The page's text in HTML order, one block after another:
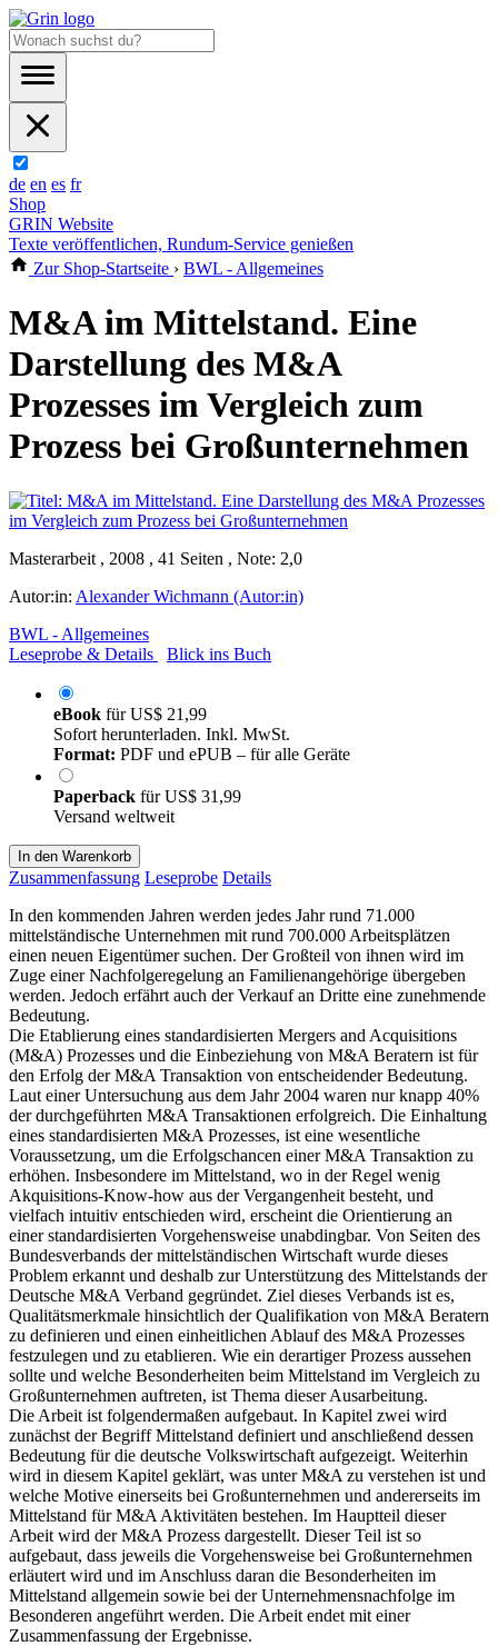
de en es fr
Shop
GRIN Website
Texte veröffentlichen, Rundum-Service genießen
Zur Shop-Startseite › BWL - Allgemeines
M&A im Mittelstand. Eine
Darstellung des M&A
Prozesses im Vergleich zum
Prozess bei Großunternehmen
Masterarbeit , 2008 , 41 Seiten , Note: 2,0
Autor:in: Alexander Wichmann (Autor:in)
BWL - Allgemeines
Leseprobe & Details
Blick ins Buch
eBook fürUS$ 21,99
Sofort herunterladen. Inkl. MwSt.
Format: PDF und ePUB – für alle Geräte
Paperback fürUS$ 31,99
Versand weltweit
In den Warenkorb
Zusammenfassung Leseprobe Details
In den kommenden Jahren werden jedes Jahr rund 71.000
mittelständische Unternehmen mit rund 700.000 Arbeitsplätzen
einen neuen Eigentümer suchen. Der Großteil von ihnen wird im
Zuge einer Nachfolgeregelung an Familienangehörige übergeben
werden. Jedoch erfährt auch der Verkauf an Dritte eine zunehmende
Bedeutung.
Die Etablierung eines standardisierten Mergers and Acquisitions
(M&A) Prozesses und die Einbeziehung von M&A Beratern ist für
den Erfolg der M&A Transaktion von entscheidender Bedeutung.
Laut einer Untersuchung aus dem Jahr 2004 waren nur knapp 40%
der durchgeführten M&A Transaktionen erfolgreich. Die Einhaltung
eines standardisierten M&A Prozesses, ist eine wesentliche
Voraussetzung, um die Erfolgschancen einer M&A Transaktion zu
erhöhen. Insbesondere im Mittelstand, wo in der Regel wenig
Akquisitions-Know-how aus der Vergangenheit besteht, und
vielfach intuitiv entschieden wird, erscheint die Orientierung an
einer standardisierten Vorgehensweise unabdingbar. Von Seiten des
Bundesverbands der mittelständischen Wirtschaft wurde dieses
Problem erkannt und deshalb zur Unterstützung des Mittelstands der
Deutsche M&A Verband gegründet. Ziel dieses Verbands ist es,
Qualitätsmerkmale hinsichtlich der Qualifikation von M&A Beratern
zu definieren und einen einheitlichen Ablauf des M&A Prozesses
festzulegen und zu etablieren. Wie ein derartiger Prozess aussehen
sollte und welche Besonderheiten beim Mittelstand im Vergleich zu
Großunternehmen auftreten, ist Thema dieser Ausarbeitung.
Die Arbeit ist folgendermaßen aufgebaut. In Kapitel zwei wird
zunächst der Begriff Mittelstand definiert und anschließend dessen
Bedeutung für die deutsche Volkswirtschaft aufgezeigt. Weiterhin
wird in diesem Kapitel geklärt, was unter M&A zu verstehen ist und
welche Motive einerseits bei Großunternehmen und andererseits im
Mittelstand für M&A Aktivitäten bestehen. Im Hauptteil dieser
Arbeit wird der M&A Prozess dargestellt. Dieser Teil ist so
aufgebaut, dass jeweils die Vorgehensweise bei Großunternehmen
erläutert wird und im Anschluss daran die Besonderheiten im
Mittelstand allgemein sowie bei der Unternehmensnachfolge im
Besonderen angeführt werden. Die Arbeit endet mit einer
Zusammenfassung der Ergebnisse.